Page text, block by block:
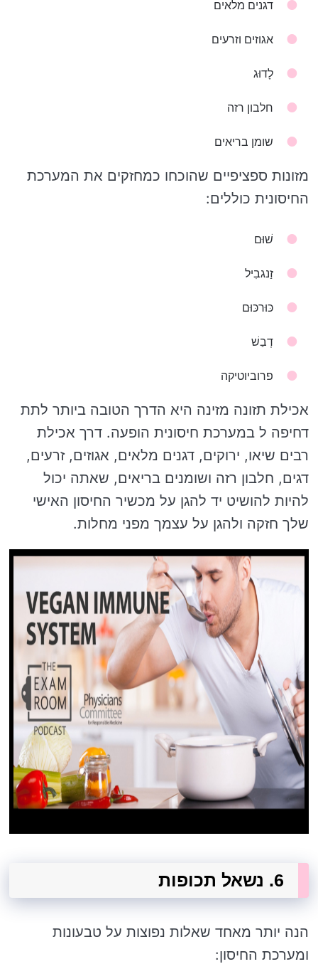
דגנים מלאים
אגוזים וזרעים
לָדוּג
חלבון רזה
שומן בריאים
מזונות ספציפיים שהוכחו כמחזקים את המערכת
החיסונית כוללים:
שׁוּם
זַנגבִיל
כּוּרכּוּם
דְבַשׁ
פרוביוטיקה
אכילת תזונה מזינה היא הדרך הטובה ביותר לתת
דחיפה ל במערכת חיסונית הופעה. דרך אכילת
רבים שיאו, ירוקים, דגנים מלאים, אגוזים, זרעים,
דגים, חלבון רזה ושומנים בריאים, שאתה יכול
להיות להושיט יד להגן על מכשיר החיסון האישי
שלך חזקה ולהגן על עצמך מפני מחלות.
6. נשאל תכופות
הנה יותר מאחד שאלות נפוצות על טבעונות
ומערכת החיסון: